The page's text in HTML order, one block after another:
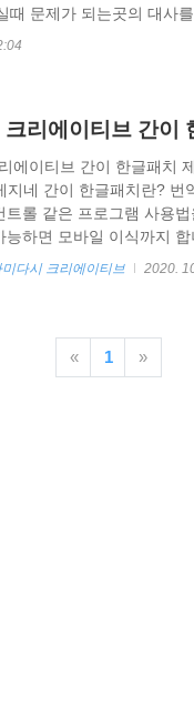
문제가 되는곳의 대사
리에이티브 간이
에이티브 간이 한글패치
지네 간이 한글패치란?
트롤 같은 프로그램 사용
능하면 모바일 이식까지
않습니다. 이미지로된 이
다시 크리에이티브 2020.
« 1 »